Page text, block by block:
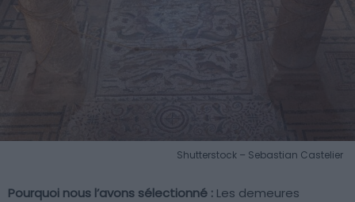
Shutterstock – Sebastian Castelier
Pourquoi nous l’avons sélectionné : Les demeures